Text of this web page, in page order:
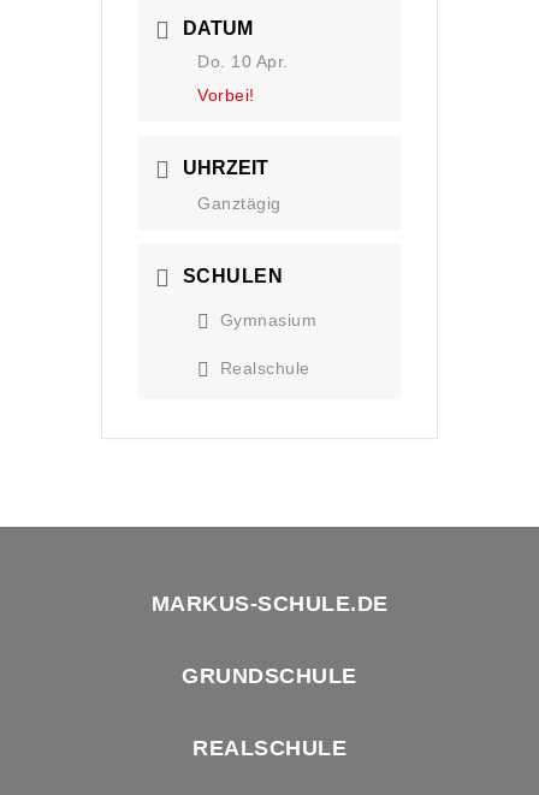
DATUM
Do. 10 Apr.
Vorbei!
UHRZEIT
Ganztägig
SCHULEN
Gymnasium
Realschule
MARKUS-SCHULE.DE
GRUNDSCHULE
REALSCHULE